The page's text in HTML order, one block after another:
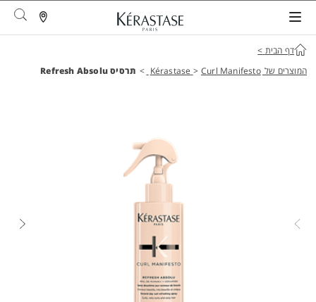
דף הבית >
המוצרים של Kérastase
> Curl Manifesto
> תרסיס Refresh Absolu